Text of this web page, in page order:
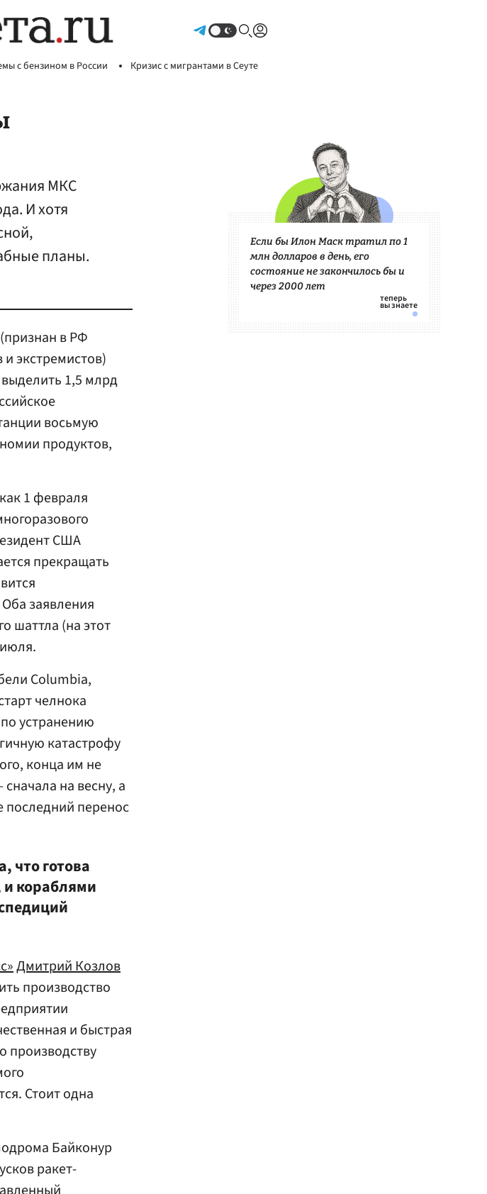
с бензином в России Кризис с мигрантами в Сеуте
МКС
И хотя
планы.
(признан в РФ
экстремистов)
1,5 млрд
восьмую
продуктов,
1 февраля
США
прекращать
заявления
шаттла (на этот
Columbia,
челнока
устранению
катастрофу
конца им не
на весну, а
последний перенос
что готова
и кораблями
Дмитрий Козлов
производство
и быстрая
производству
Стоит одна
Байконур
ракет-
Если бы Илон Маск тратил по 1
млн долларов в день, его
состояние не закончилось бы и
через 2000 лет